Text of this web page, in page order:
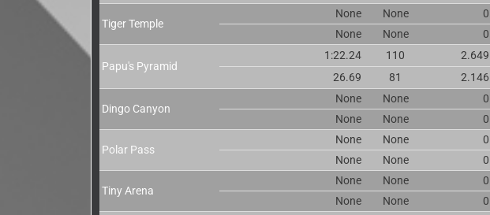
Tiger Temple
None None 0
None
None 0
Papu's Pyramid
1:22.24 110 2.649
26.69
81 2.146
Dingo Canyon
None None 0
None
None 0
Polar Pass
None None 0
None
None 0
Tiny Arena
None None 0
None
None 0